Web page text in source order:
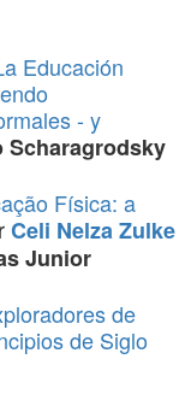
Educación
- y
Scharagrodsky
Física: a
Celi Nelza Zulke
Junior
de
de Siglo